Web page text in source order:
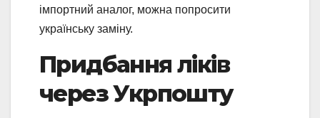
імпортний аналог, можна попросити
українську заміну.
Придбання ліків
через Укрпошту